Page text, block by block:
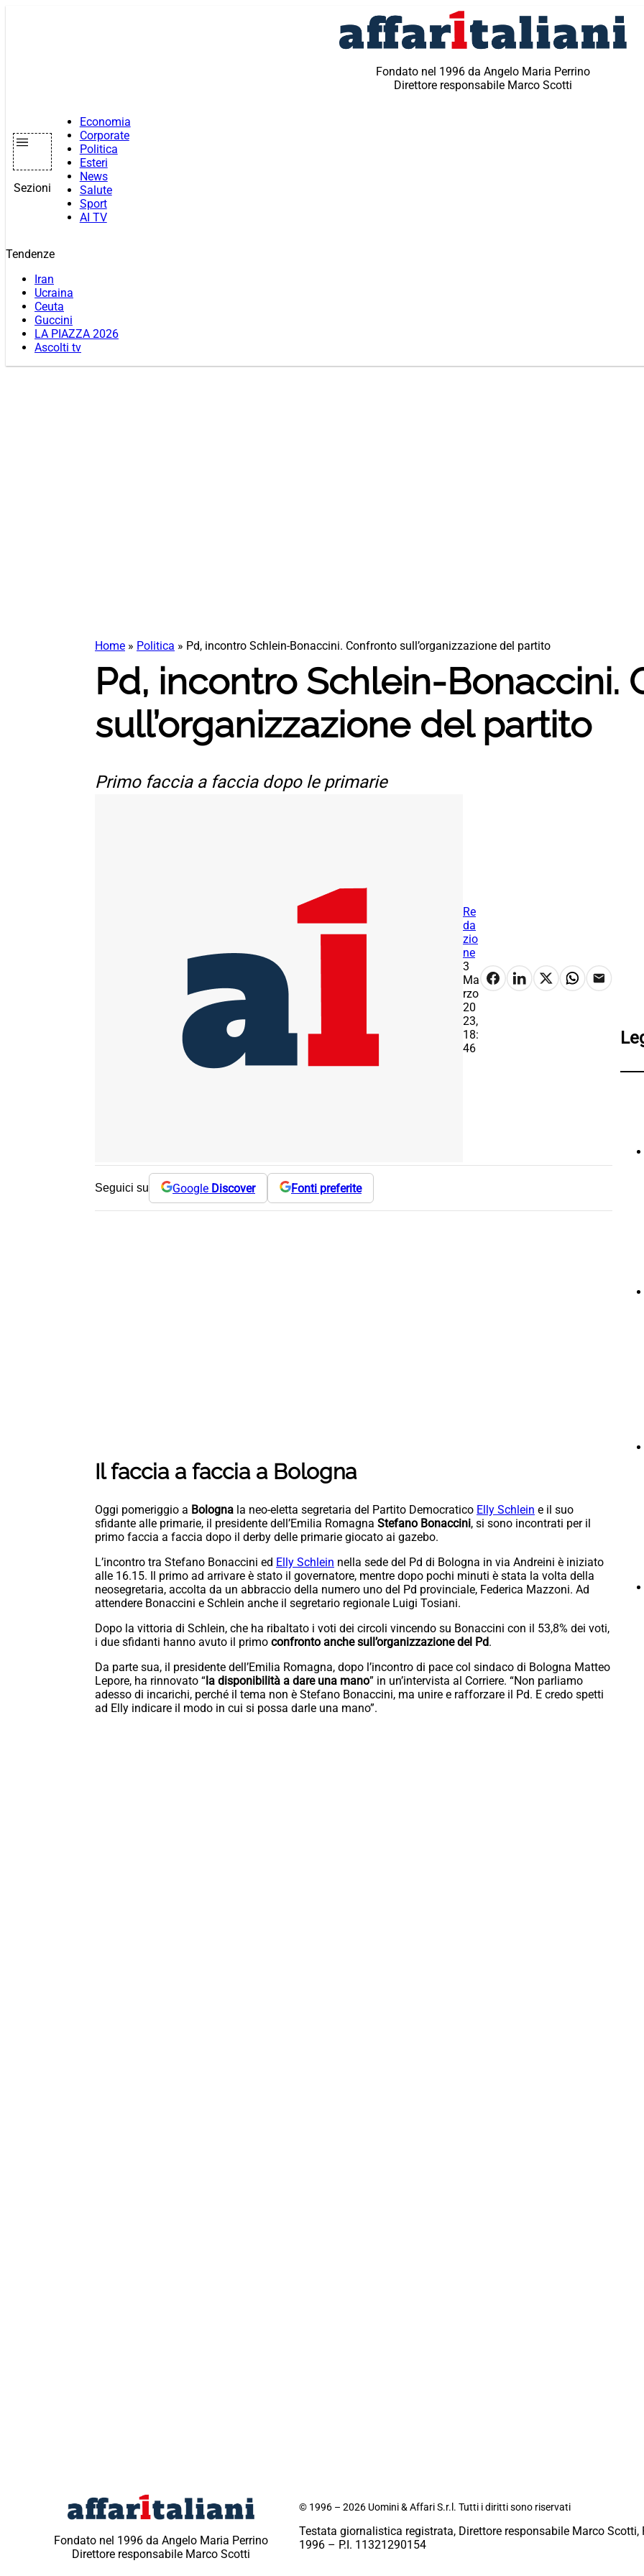
Fondato nel 1996 da Angelo Maria Perrino
Direttore responsabile Marco Scotti
Sezioni
Economia
Corporate
Politica
Esteri
News
Salute
Sport
AI TV
Tendenze
Iran
Ucraina
Ceuta
Guccini
LA PIAZZA 2026
Ascolti tv
Home » Politica » Pd, incontro Schlein-Bonaccini. Confronto sull’organizzazione del partito
Pd, incontro Schlein-Bonaccini.
sull’organizzazione del partito
Primo faccia a faccia dopo le primarie
Re
da
zio
ne
3
Ma
rzo
20
23,
18:
46
Seguici su Google Discover Fonti preferite
Il faccia a faccia a Bologna
Oggi pomeriggio a Bologna la neo-eletta segretaria del Partito Democratico Elly Schlein e il suo
sfidante alle primarie, il presidente dell’Emilia Romagna Stefano Bonaccini, si sono incontrati per il
primo faccia a faccia dopo il derby delle primarie giocato ai gazebo.
L’incontro tra Stefano Bonaccini ed Elly Schlein nella sede del Pd di Bologna in via Andreini è iniziato
alle 16.15. Il primo ad arrivare è stato il governatore, mentre dopo pochi minuti è stata la volta della
neosegretaria, accolta da un abbraccio della numero uno del Pd provinciale, Federica Mazzoni. Ad
attendere Bonaccini e Schlein anche il segretario regionale Luigi Tosiani.
Dopo la vittoria di Schlein, che ha ribaltato i voti dei circoli vincendo su Bonaccini con il 53,8% dei voti,
i due sfidanti hanno avuto il primo confronto anche sull’organizzazione del Pd.
Da parte sua, il presidente dell’Emilia Romagna, dopo l’incontro di pace col sindaco di Bologna Matteo
Lepore, ha rinnovato “la disponibilità a dare una mano” in un’intervista al Corriere. “Non parliamo
adesso di incarichi, perché il tema non è Stefano Bonaccini, ma unire e rafforzare il Pd. E credo spetti
ad Elly indicare il modo in cui si possa darle una mano”.
Fondato nel 1996 da Angelo Maria Perrino
Direttore responsabile Marco Scotti
© 1996 – 2026 Uomini & Affari S.r.l. Tutti i diritti sono riservati
Testata giornalistica registrata, Direttore responsabile Marco Scotti,
1996 – P.I. 11321290154